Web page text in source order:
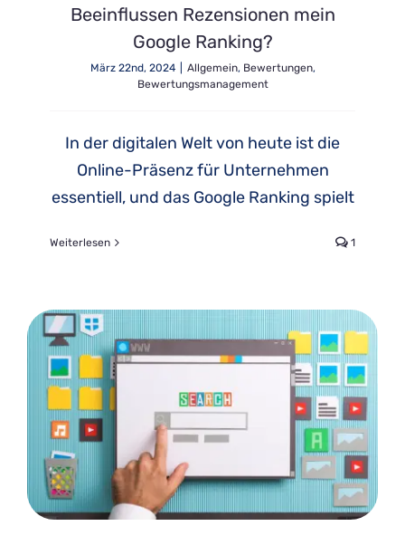
Beeinflussen Rezensionen mein
Google Ranking?
März 22nd, 2024 Allgemein, Bewertungen,
Bewertungsmanagement
In der digitalen Welt von heute ist die
Online-Präsenz für Unternehmen
essentiell, und das Google Ranking spielt
Weiterlesen 1